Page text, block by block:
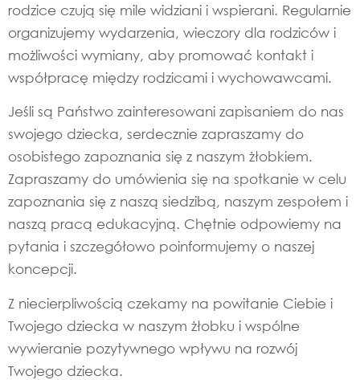
rodzice czują się mile widziani i wspierani. Regularnie
organizujemy wydarzenia, wieczory dla rodziców i
możliwości wymiany, aby promować kontakt i
współpracę między rodzicami i wychowawcami.
Jeśli są Państwo zainteresowani zapisaniem do nas
swojego dziecka, serdecznie zapraszamy do
osobistego zapoznania się z naszym żłobkiem.
Zapraszamy do umówienia się na spotkanie w celu
zapoznania się z naszą siedzibą, naszym zespołem i
naszą pracą edukacyjną. Chętnie odpowiemy na
pytania i szczegółowo poinformujemy o naszej
koncepcji.
Z niecierpliwością czekamy na powitanie Ciebie i
Twojego dziecka w naszym żłobku i wspólne
wywieranie pozytywnego wpływu na rozwój
Twojego dziecka.